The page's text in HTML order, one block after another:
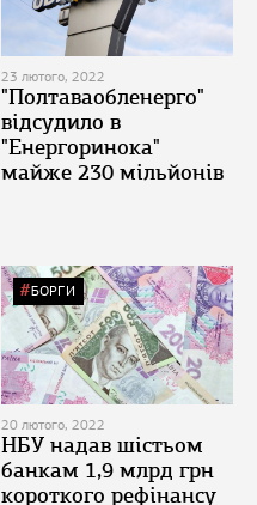
23 лютого, 2022
"Полтаваобленерго"
відсудило в
"Енергоринока"
майже 230 мільйонів
БОРГИ
20 лютого, 2022
НБУ надав шістьом
банкам 1,9 млрд грн
короткого рефінансу